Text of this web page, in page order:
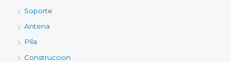
Soporte
Antena
Pila
Construccion